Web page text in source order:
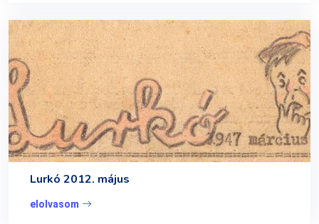
Lurkó 2012. május
elolvasom